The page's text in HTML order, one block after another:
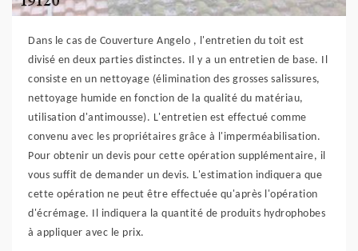
Dans le cas de Couverture Angelo , l'entretien du toit est
divisé en deux parties distinctes. Il y a un entretien de base. Il
consiste en un nettoyage (élimination des grosses salissures,
nettoyage humide en fonction de la qualité du matériau,
utilisation d'antimousse). L'entretien est effectué comme
convenu avec les propriétaires grâce à l'imperméabilisation.
Pour obtenir un devis pour cette opération supplémentaire, il
vous suffit de demander un devis. L'estimation indiquera que
cette opération ne peut être effectuée qu'après l'opération
d'écrémage. Il indiquera la quantité de produits hydrophobes
à appliquer avec le prix.